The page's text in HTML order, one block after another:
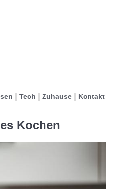
Tech Zuhause Kontakt
Kochen